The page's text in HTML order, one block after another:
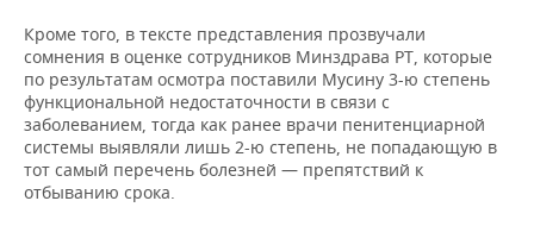
Кроме того, в тексте представления прозвучали
сомнения в оценке сотрудников Минздрава РТ, которые
по результатам осмотра поставили Мусину 3-ю степень
функциональной недостаточности в связи с
заболеванием, тогда как ранее врачи пенитенциарной
системы выявляли лишь 2-ю степень, не попадающую в
тот самый перечень болезней — препятствий к
отбыванию срока.